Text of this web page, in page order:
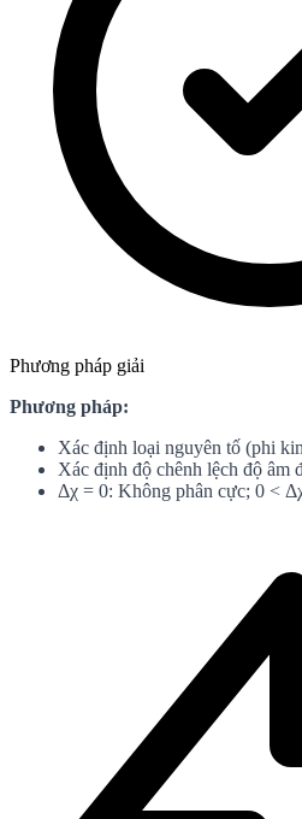
Phương pháp giải
Phương pháp:
Xác định loại nguyên tố (phi
Xác định độ chênh lệch độ âm
Δχ = 0: Không phân cực; 0 <